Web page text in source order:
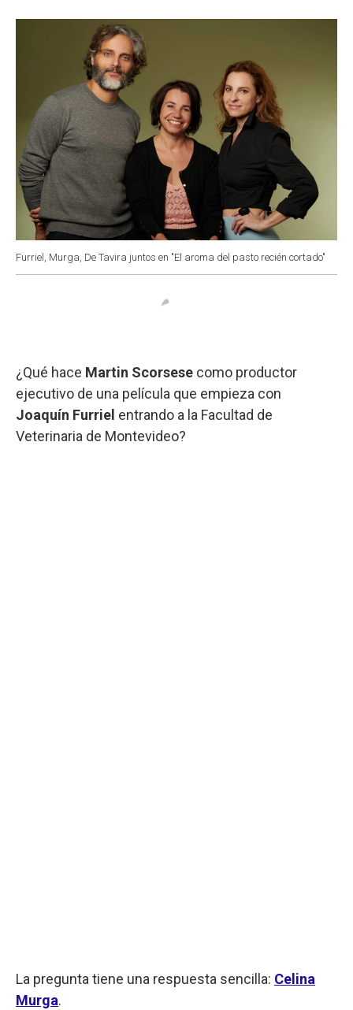
n
Furriel, Murga, De Tavira juntos en "El aroma del pasto recién cortado"
¿Qué hace Martin Scorsese como productor
ejecutivo de una película que empieza con
Joaquín Furriel entrando a la Facultad de
Veterinaria de Montevideo?
La pregunta tiene una respuesta sencilla: Celina
Murga.